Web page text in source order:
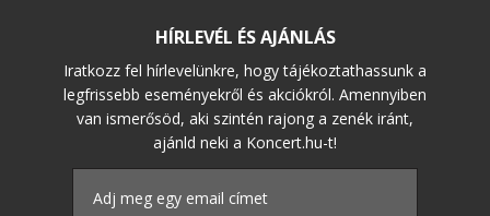
HÍRLEVÉL ÉS AJÁNLÁS
Iratkozz fel hírlevelünkre, hogy tájékoztathassunk a
legfrissebb eseményekről és akciókról. Amennyiben
van ismerősöd, aki szintén rajong a zenék iránt,
ajánld neki a Koncert.hu-t!